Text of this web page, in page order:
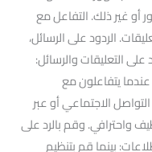
أو غير ذلك. التفاعل مع
الردود على الرسائل،
التعليقات والرسائل:
يتفاعلون مع
الاجتماعي أو عبر
واحترافي. وقم بالرد على
بينما قم بتنظيم